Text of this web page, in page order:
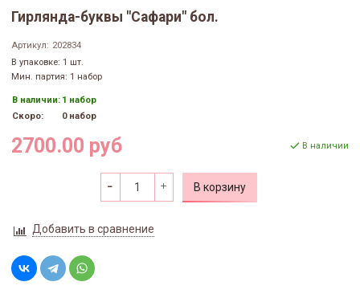
Гирлянда-буквы "Сафари" бол.
Артикул: 202834
В упаковке: 1 шт.
Мин. партия: 1 набор
В наличии: 1 набор
Скоро:
0 набор
2700.00 руб В наличии
В корзину
Добавить в сравнение